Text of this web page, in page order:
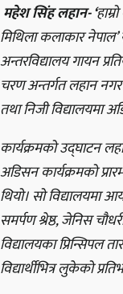
महेश सिंह लहान- ‘
मिथिला कलाकार
अन्तरविद्यालय गायन
चरण अन्तर्गत लहान
तथा निजी
कार्यक्रमको उद्घाटन
अडिसन कार्यक्रमको
थियो। सो विद्यालयमा
समर्पण श्रेष्ठ, जेनिस
विद्यालयका प्रिन्सिपल
विद्यार्थीभित्र लुकेको